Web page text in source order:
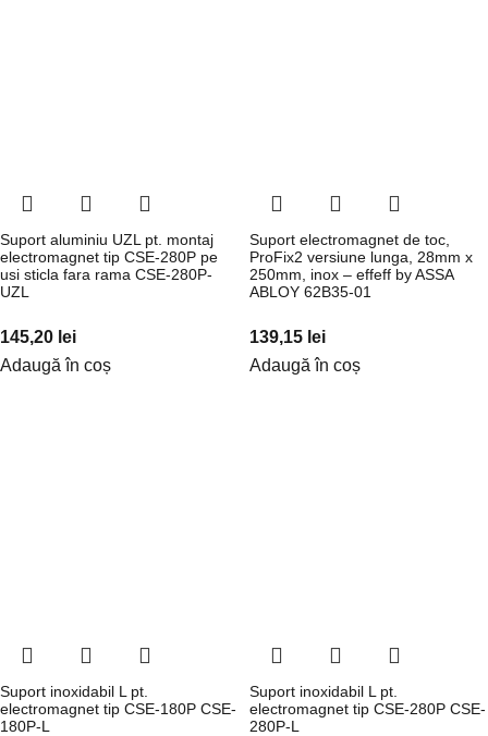
Suport aluminiu UZL pt. montaj
electromagnet tip CSE-280P pe
usi sticla fara rama CSE-280P-
UZL
145,20 lei
Adaugă în coș
Suport electromagnet de toc,
ProFix2 versiune lunga, 28mm x
250mm, inox – effeff by ASSA
ABLOY 62B35-01
139,15 lei
Adaugă în coș
Suport inoxidabil L pt.
electromagnet tip CSE-180P CSE-
180P-L
Suport inoxidabil L pt.
electromagnet tip CSE-280P CSE-
280P-L